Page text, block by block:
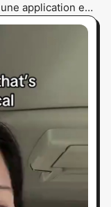
application en
tests d'annonces à
est visible et
TikTok.